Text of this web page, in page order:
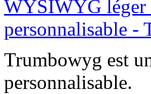
Trumbowyg est
personnalisable.